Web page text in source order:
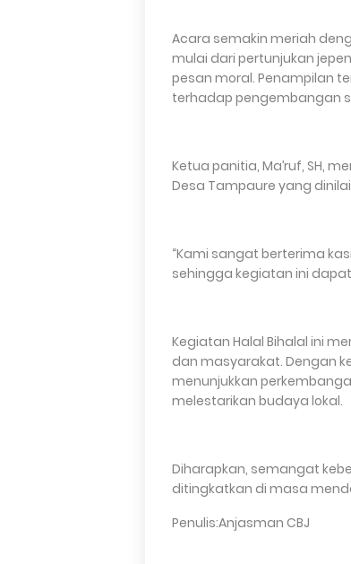
Acara semakin meriah
mulai dari pertunjukan
pesan moral. Penampilan
terhadap pengembangan
Ketua panitia, Ma’ruf, SH,
Desa Tampaure yang
“Kami sangat berterima
sehingga kegiatan ini
Kegiatan Halal Bihalal ini
dan masyarakat. Dengan
menunjukkan
melestarikan budaya lokal.
Diharapkan, semangat
ditingkatkan di masa
Penulis:Anjasman CBJ